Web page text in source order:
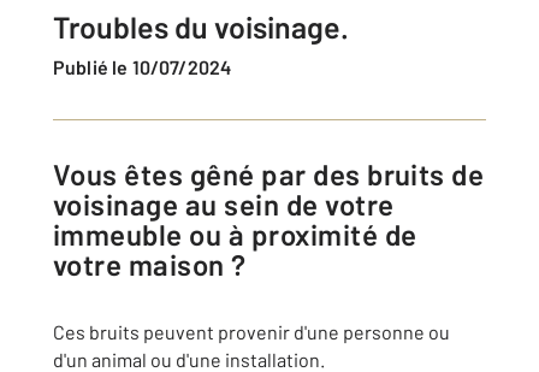
Troubles du voisinage.
Publié le 10/07/2024
Vous êtes gêné par des bruits de
voisinage au sein de votre
immeuble ou à proximité de
votre maison ?
Ces bruits peuvent provenir d'une personne ou
d'un animal ou d'une installation.